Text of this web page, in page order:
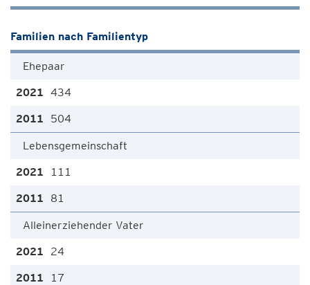
Familien nach Familientyp
Ehepaar
434
504
Lebensgemeinschaft
111
81
Alleinerziehender Vater
24
17